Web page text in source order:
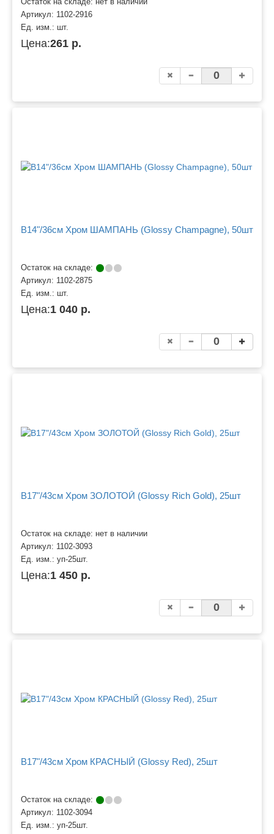
Остаток на складе: нет в наличии
Артикул: 1102-2916
Ед. изм.: шт.
Цена:261 р.
B14"/36см Хром ШАМПАНЬ (Glossy Champagne), 50шт
Остаток на складе:
Артикул: 1102-2875
Ед. изм.: шт.
Цена:1 040 р.
B17"/43см Хром ЗОЛОТОЙ (Glossy Rich Gold), 25шт
Остаток на складе: нет в наличии
Артикул: 1102-3093
Ед. изм.: уп-25шт.
Цена:1 450 р.
B17"/43см Хром КРАСНЫЙ (Glossy Red), 25шт
Остаток на складе:
Артикул: 1102-3094
Ед. изм.: уп-25шт.